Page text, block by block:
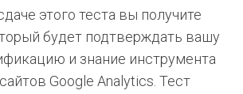
этого теста вы получите
будет подтверждать вашу
и знание инструмента
Google Analytics. Тест